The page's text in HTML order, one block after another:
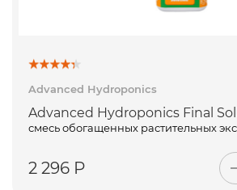
Advanced Hydroponics
Advanced Hydroponics Final
смесь обогащенных растительных
2 296 Р